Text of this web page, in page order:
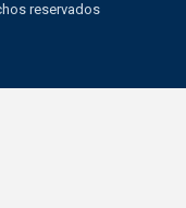
reservados